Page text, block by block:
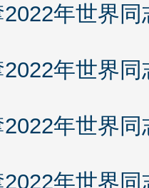
年世界
年世界
年世界
年世界